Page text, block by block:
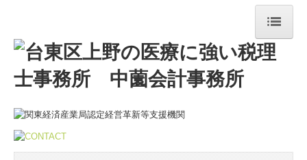
ホーム
事務所紹介
リンク集